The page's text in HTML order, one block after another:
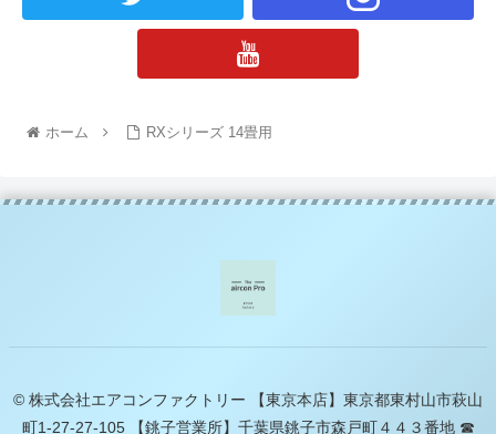
ホーム RXシリーズ 14畳用
© 株式会社エアコンファクトリー 【東京本店】東京都東村山市萩山
町1-27-27-105 【銚子営業所】千葉県銚子市森戸町４４３番地 ☎